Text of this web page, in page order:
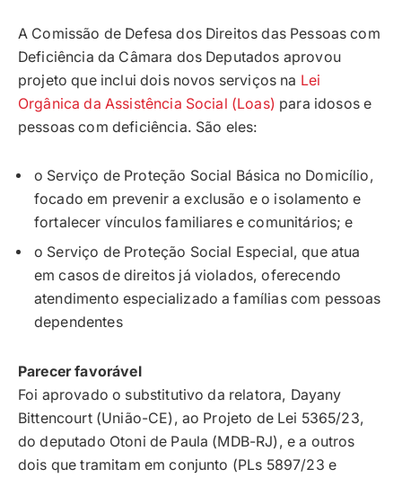
A Comissão de Defesa dos Direitos das Pessoas com
Deficiência da Câmara dos Deputados aprovou
projeto que inclui dois novos serviços na Lei
Orgânica da Assistência Social (Loas) para idosos e
pessoas com deficiência. São eles:
o Serviço de Proteção Social Básica no Domicílio,
focado em prevenir a exclusão e o isolamento e
fortalecer vínculos familiares e comunitários; e
o Serviço de Proteção Social Especial, que atua
em casos de direitos já violados, oferecendo
atendimento especializado a famílias com pessoas
dependentes
Parecer favorável
Foi aprovado o substitutivo da relatora, Dayany
Bittencourt (União-CE), ao Projeto de Lei 5365/23,
do deputado Otoni de Paula (MDB-RJ), e a outros
dois que tramitam em conjunto (PLs 5897/23 e